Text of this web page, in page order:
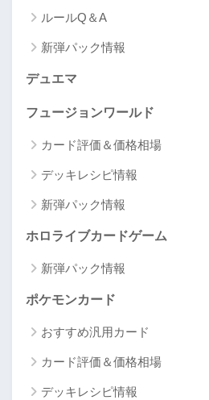
ルールQ＆A
新弾パック情報
デュエマ
フュージョンワールド
カード評価＆価格相場
デッキレシピ情報
新弾パック情報
ホロライブカードゲーム
新弾パック情報
ポケモンカード
おすすめ汎用カード
カード評価＆価格相場
デッキレシピ情報